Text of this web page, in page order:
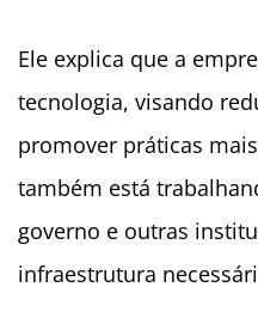
Ele explica que a
tecnologia, visando
promover práticas
também está
governo e outras
infraestrutura